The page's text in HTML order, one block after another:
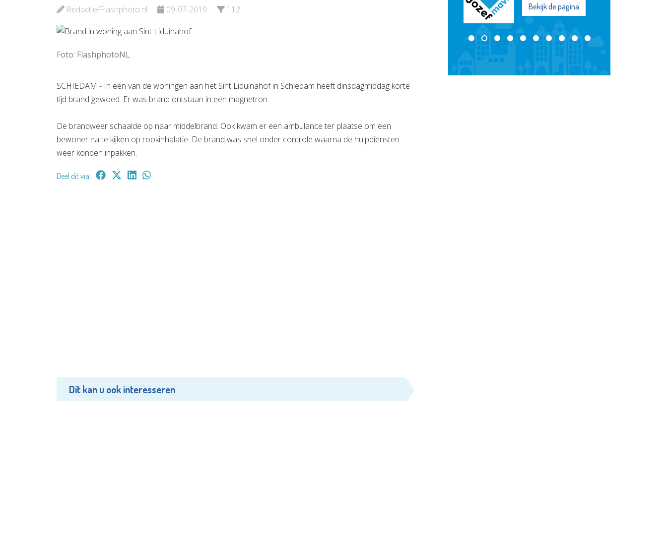
Redactie/Flashphoto.nl 09-07-2019 112
Foto: FlashphotoNL
SCHIEDAM - In een van de woningen aan het Sint Liduinahof in Schiedam heeft dinsdagmiddag korte
tijd brand gewoed. Er was brand ontstaan in een magnetron.
De brandweer schaalde op naar middelbrand. Ook kwam er een ambulance ter plaatse om een
bewoner na te kijken op rookinhalatie. De brand was snel onder controle waarna de hulpdiensten
weer konden inpakken.
Deel dit via:
Dit kan u ook interesseren
Schiedam
Bekijk de pagina
Bekijk de pagina Bekijk de pagina